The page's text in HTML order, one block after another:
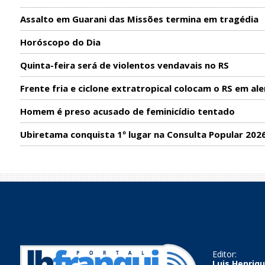
Assalto em Guarani das Missões termina em tragédia
Horóscopo do Dia
Quinta-feira será de violentos vendavais no RS
Frente fria e ciclone extratropical colocam o RS em
Homem é preso acusado de feminicídio tentado
Ubiretama conquista 1º lugar na Consulta Popular
Editor: